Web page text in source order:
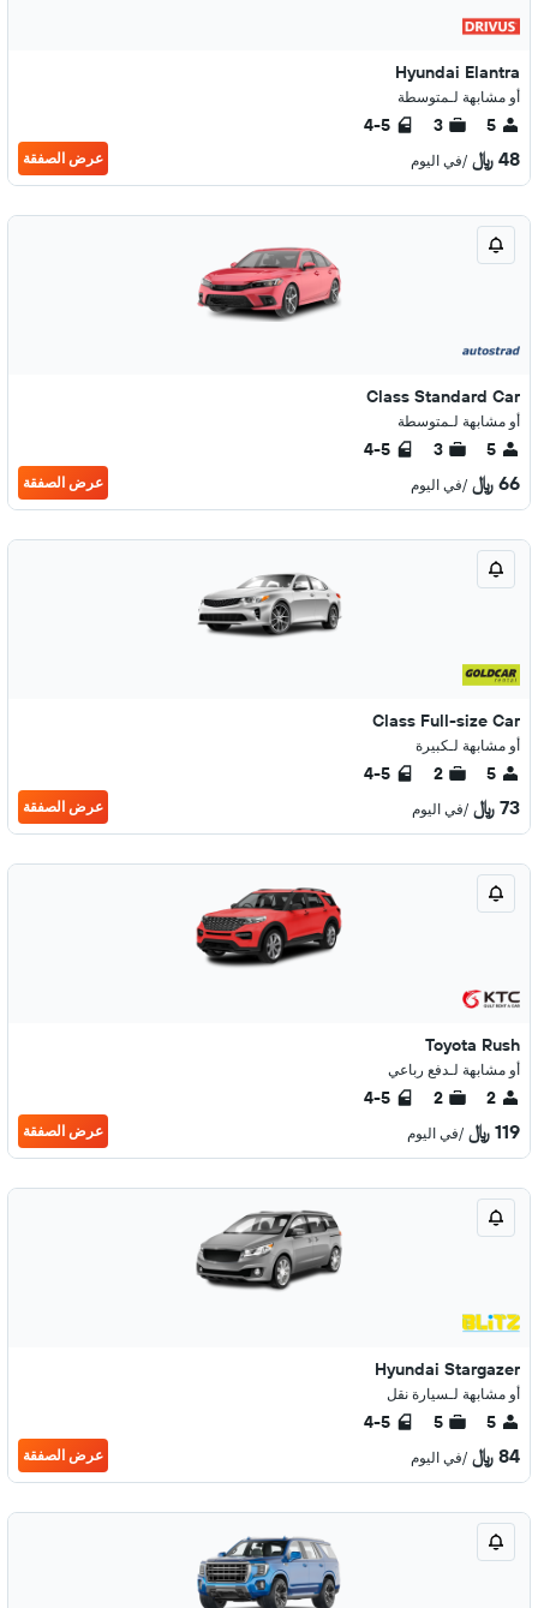
Hyundai Elantra
أو مشابهة لـمتوسطة
5
3
4-5
48 ﷼ /في اليوم عرض الصفقة
Class Standard Car
أو مشابهة لـمتوسطة
5
3
4-5
66 ﷼ /في اليوم عرض الصفقة
Class Full-size Car
أو مشابهة لـكبيرة
5
2
4-5
73 ﷼ /في اليوم عرض الصفقة
Toyota Rush
أو مشابهة لـدفع رباعي
2
2
4-5
119 ﷼ /في اليوم عرض الصفقة
Hyundai Stargazer
أو مشابهة لـسيارة نقل
5
5
4-5
84 ﷼ /في اليوم عرض الصفقة